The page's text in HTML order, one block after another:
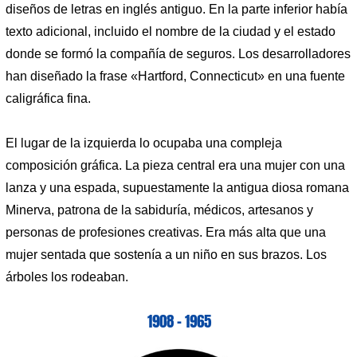
diseños de letras en inglés antiguo. En la parte inferior había
texto adicional, incluido el nombre de la ciudad y el estado
donde se formó la compañía de seguros. Los desarrolladores
han diseñado la frase «Hartford, Connecticut» en una fuente
caligráfica fina.
El lugar de la izquierda lo ocupaba una compleja
composición gráfica. La pieza central era una mujer con una
lanza y una espada, supuestamente la antigua diosa romana
Minerva, patrona de la sabiduría, médicos, artesanos y
personas de profesiones creativas. Era más alta que una
mujer sentada que sostenía a un niño en sus brazos. Los
árboles los rodeaban.
1908 – 1965